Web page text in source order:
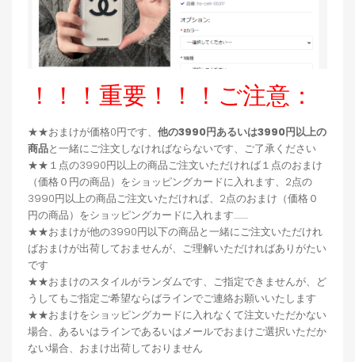
！！！重要！！！ご注意：
★★おまけが価格0円です、 他の3990円あるいは3990円以上の
商品と一緒にご注文しなければならないです、ご了承ください
★★１点の3990円以上の商品ご注文いただければ１点のおまけ
（価格０円の商品）をショッピングカードに入れます、2点の
3990円以上の商品ご注文いただければ、2点のおまけ（価格０
円の商品）をショッピングカードに入れます.........
★★おまけが他の3990円以下の商品と一緒にご注文いただけれ
ばおまけが出荷しておませんが、ご理解いただければありがたい
です
★★おまけのスタイルがランダムです、ご指定できませんが、ど
うしてもご指定ご希望ならばラインでご連絡お願いいたします
★★おまけをショッピングカードに入れなくて注文いただかない
場合、あるいはラインであるいはメールでおまけご選択いただか
ない場合、おまけ出荷しておりません